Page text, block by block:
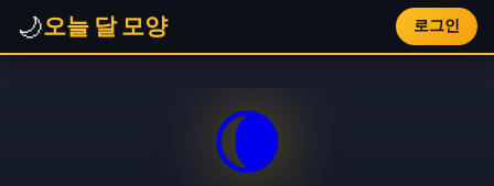
🌙오늘 달 모양 로그인
🌘